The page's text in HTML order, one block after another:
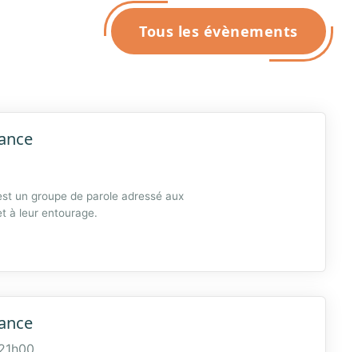
Tous les évènements
un groupe de parole adressé aux
à leur entourage.